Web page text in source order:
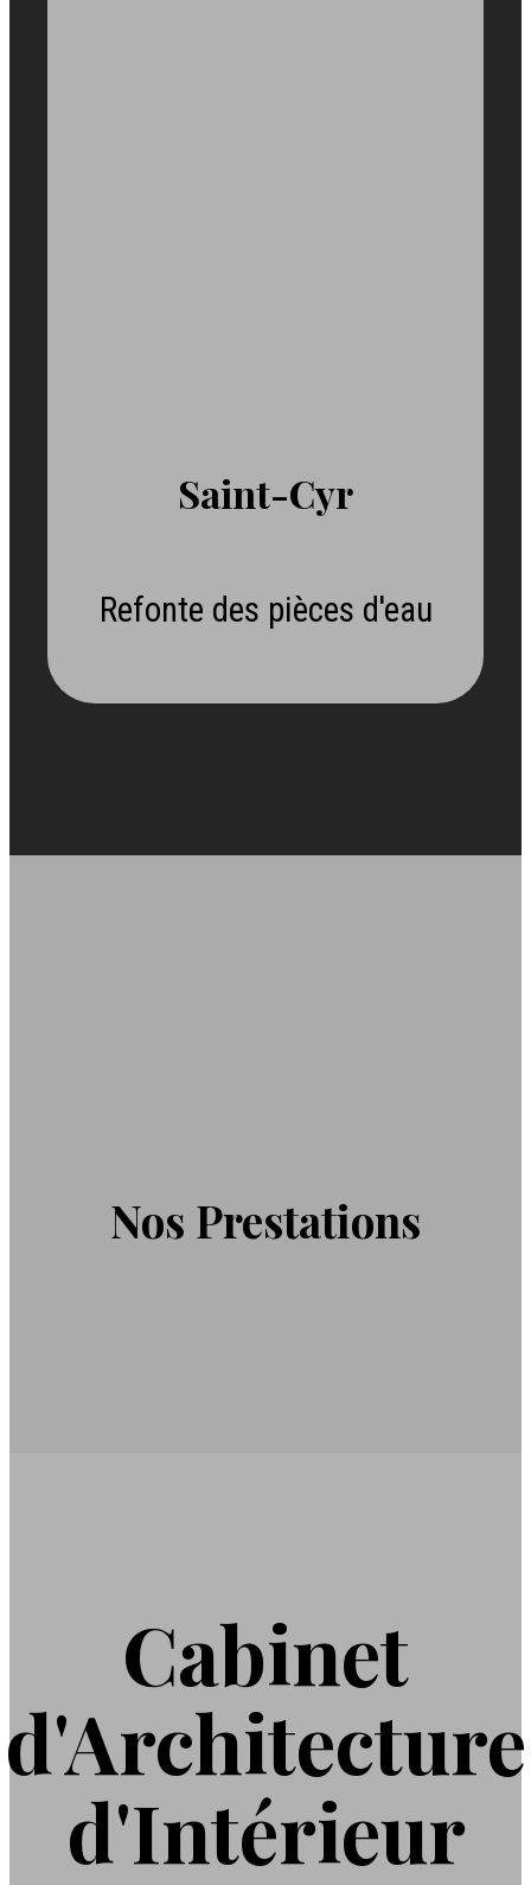
Saint-Cyr
Refonte des pièces d'eau
Nos Prestations
Cabinet
d'Architecture
d'Intérieur